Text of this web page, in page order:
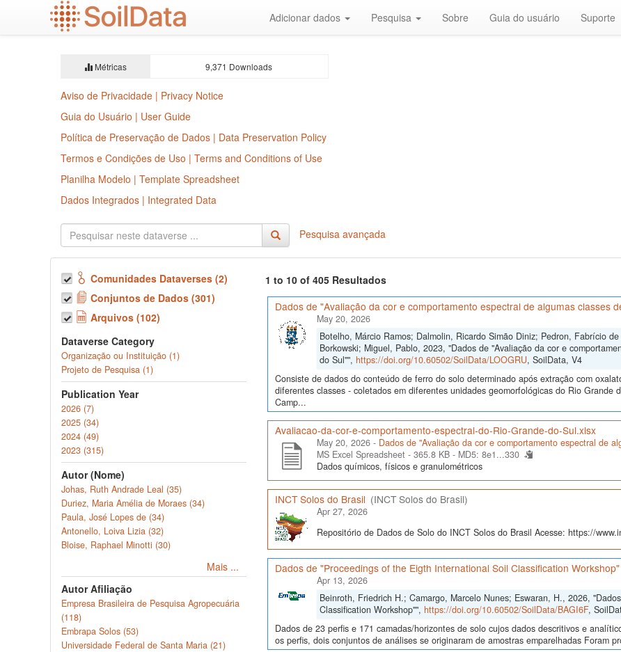
Adicionar dados Pesquisa Sobre Guia do usuário Suporte
Métricas 9,371 Downloads
Aviso de Privacidade | Privacy Notice
Guia do Usuário | User Guide
Política de Preservação de Dados | Data Preservation Policy
Termos e Condições de Uso | Terms and Conditions of Use
Planilha Modelo | Template Spreadsheet
Dados Integrados | Integrated Data
Pesquisa avançada
Comunidades Dataverses (2)
Conjuntos de Dados (301)
Arquivos (102)
Dataverse Category
Organização ou Instituição (1)
Projeto de Pesquisa (1)
Publication Year
2026 (7)
2025 (34)
2024 (49)
2023 (315)
Autor (Nome)
Johas, Ruth Andrade Leal (35)
Duriez, Maria Amélia de Moraes (34)
Paula, José Lopes de (34)
Antonello, Loiva Lizia (32)
Bloise, Raphael Minotti (30)
Mais ...
Autor Afiliação
Empresa Brasileira de Pesquisa Agropecuária
(118)
Embrapa Solos (53)
Universidade Federal de Santa Maria (21)
1 to 10 of 405 Resultados
Dados de "Avaliação da cor e comportamento espectral de algumas classes
May 20, 2026
Botelho, Márcio Ramos; Dalmolin, Ricardo Simão Diniz; Pedron, Fabrício
Borkowski; Miguel, Pablo, 2023, "Dados de "Avaliação da cor e
do Sul"", https://doi.org/10.60502/SoilData/LOOGRU, SoilData, V4
Consiste de dados do conteúdo de ferro do solo determinado após extração com
diferentes classes - coletados em diferentes unidades geomorfológicas do Rio Grande
Camp...
Avaliacao-da-cor-e-comportamento-espectral-do-Rio-Grande-do-Sul.xlsx
May 20, 2026 - Dados de "Avaliação da cor e comportamento espectral de
MS Excel Spreadsheet - 365.8 KB - MD5: 8e1...330
Dados químicos, físicos e granulométricos
INCT Solos do Brasil (INCT Solos do Brasil)
Apr 27, 2026
Repositório de Dados de Solo do INCT Solos do Brasil Acesse: https://
Dados de "Proceedings of the Eigth International Soil Classification Workshop"
Apr 13, 2026
Beinroth, Friedrich H.; Camargo, Marcelo Nunes; Eswaran, H., 2026,
Classification Workshop"", https://doi.org/10.60502/SoilData/BAGI6F,
Dados de 23 perfis e 171 camadas/horizontes de solo cujos dados descritivos e
os perfis, dois conjuntos de análises se originaram de amostras emparelhadas Foram